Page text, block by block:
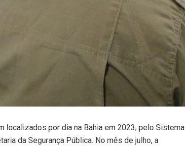
localizados por dia na Bahia em 2023, pelo Sistema
da Segurança Pública. No mês de julho, a